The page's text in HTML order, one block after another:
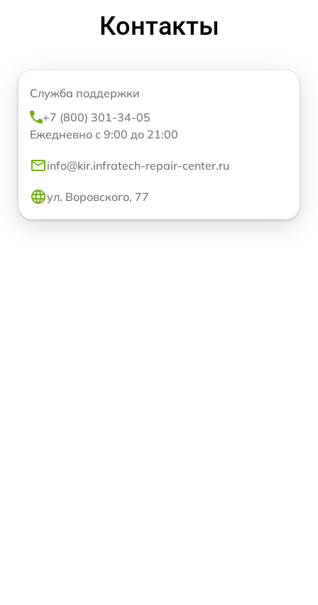
Контакты
Служба поддержки
+7 (800) 301-34-05
Ежедневно с 9:00 до 21:00
info@kir.infratech-repair-center.ru
ул. Воровского, 77